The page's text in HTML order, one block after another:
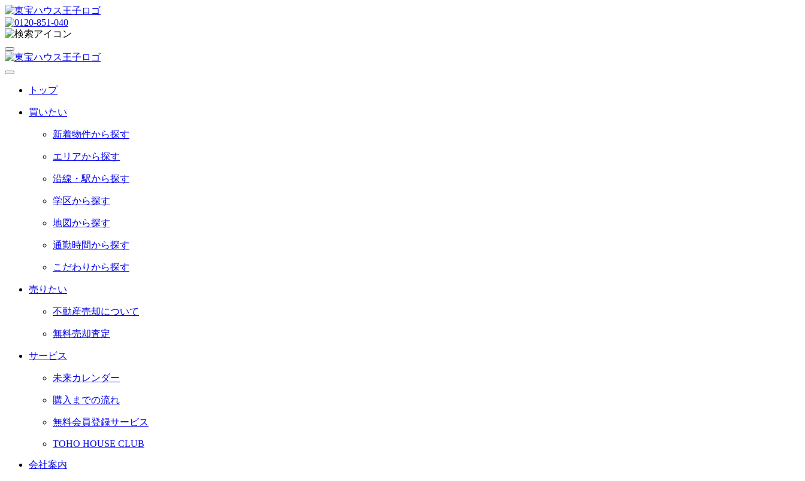
ト ップ
買いたい
新着物件から探す
エリアから探す
沿線・駅から探す
学区から探す
地図から探す
通勤時間から探す
こだわりから探す
売 り たい
不動産売却について
無料売却査定
サー ビス
未来カレンダー
購入までの流れ
無料会員登録サービス
TOHO HOUSE CLUB
会社案内